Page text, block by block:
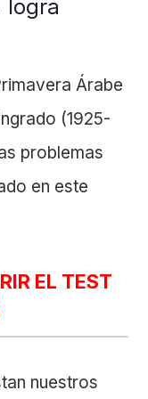
logra
Árabe
(1925-
problemas
en este
EL TEST
nuestros